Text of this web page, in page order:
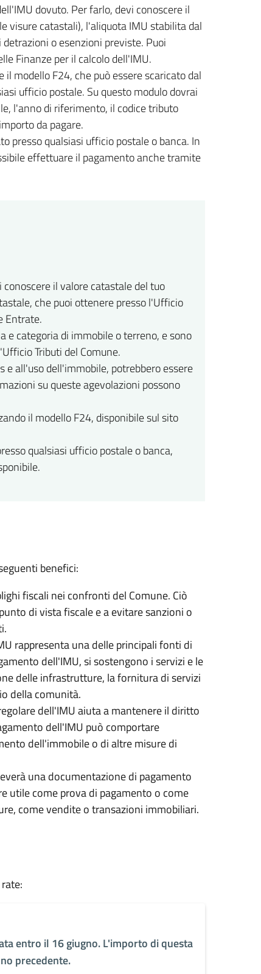
dovuto. Per farlo, devi conoscere il
visure catastali), l'aliquota IMU stabilita dal
o esenzioni previste. Puoi
Finanze per il calcolo dell'IMU.
modello F24, che può essere scaricato dal
ufficio postale. Su questo modulo dovrai
l'anno di riferimento, il codice tributo
da pagare.
presso qualsiasi ufficio postale o banca. In
effettuare il pagamento anche tramite
il valore catastale del tuo
che puoi ottenere presso l'Ufficio
Entrate.
e categoria di immobile o terreno, e sono
Tributi del Comune.
e all'uso dell'immobile, potrebbero essere
su queste agevolazioni possono
il modello F24, disponibile sul sito
qualsiasi ufficio postale o banca,
benefici:
fiscali nei confronti del Comune. Ciò
di vista fiscale e a evitare sanzioni o
rappresenta una delle principali fonti di
dell'IMU, si sostengono i servizi e le
delle infrastrutture, la fornitura di servizi
della comunità.
dell'IMU aiuta a mantenere il diritto
dell'IMU può comportare
dell'immobile o di altre misure di
una documentazione di pagamento
utile come prova di pagamento o come
come vendite o transazioni immobiliari.
entro il 16 giugno. L'importo di questa
precedente.